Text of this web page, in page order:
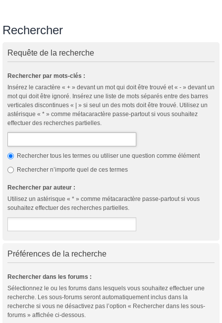
Rechercher
Requête de la recherche
Rechercher par mots-clés :
Insérez le caractère « + » devant un mot qui doit être trouvé et « - » devant un
mot qui doit être ignoré. Insérez une liste de mots séparés entre des barres
verticales discontinues « | » si seul un des mots doit être trouvé. Utilisez un
astérisque « * » comme métacaractère passe-partout si vous souhaitez
effectuer des recherches partielles.
Rechercher tous les termes ou utiliser une question comme élément
Rechercher n’importe quel de ces termes
Rechercher par auteur :
Utilisez un astérisque « * » comme métacaractère passe-partout si vous
souhaitez effectuer des recherches partielles.
Préférences de la recherche
Rechercher dans les forums :
Sélectionnez le ou les forums dans lesquels vous souhaitez effectuer une
recherche. Les sous-forums seront automatiquement inclus dans la
recherche si vous ne désactivez pas l’option « Rechercher dans les sous-
forums » affichée ci-dessous.